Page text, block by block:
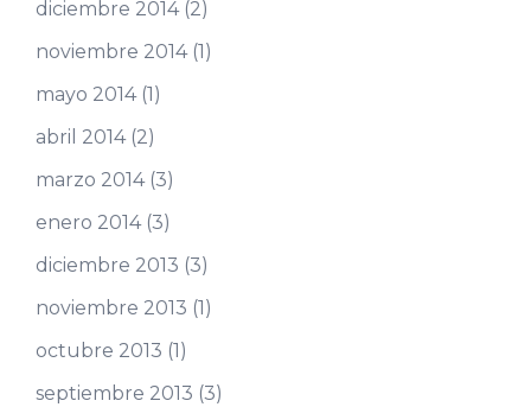
diciembre 2014(2)
noviembre 2014(1)
mayo 2014(1)
abril 2014(2)
marzo 2014(3)
enero 2014(3)
diciembre 2013 (3)
noviembre 2013 (1)
octubre 2013 (1)
septiembre 2013 (3)